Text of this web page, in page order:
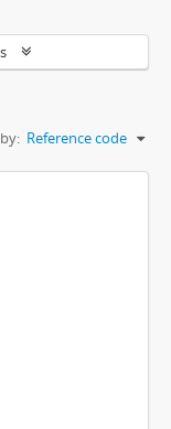
Reference code